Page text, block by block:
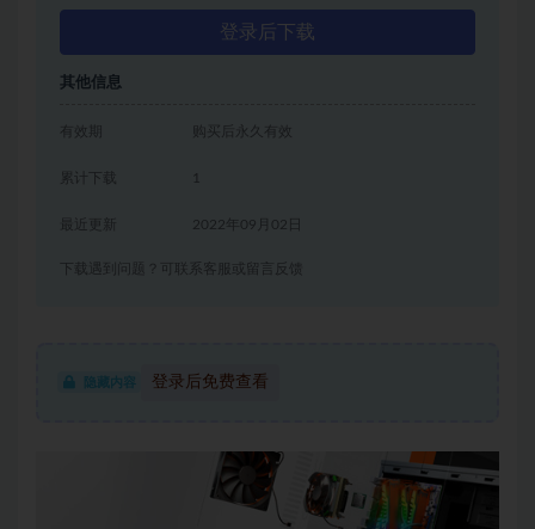
登录后下载
其他信息
有效期 购买后永久有效
累计下载 1
2022年09月02日
下载遇到问题？可联系客服或留言反馈
隐藏内容 登录后免费查看